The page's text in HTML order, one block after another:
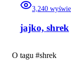
3,240
jajko, shrek
O tagu #shrek